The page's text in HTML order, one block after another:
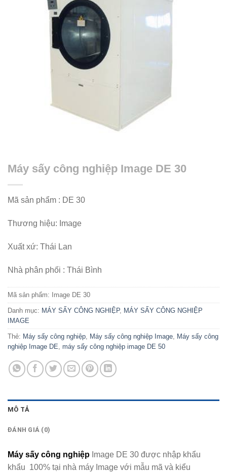
Máy sấy công nghiệp Image DE 30
Mã sản phẩm : DE 30
Thương hiệu: Image
Xuất xứ: Thái Lan
Nhà phân phối : Thái Bình
Mã sản phẩm: Image DE 30
Danh mục: MÁY SẤY CÔNG NGHIỆP, MÁY SẤY CÔNG NGHIỆP
IMAGE
Thẻ: Máy sấy công nghiệp Máy sấy công nghiệp Image Máy sấy công
nghiệp Image DE máy sấy công nghiệp image DE 50
MÔ TẢ
ĐÁNH GIÁ (0)
Máy sấy công nghiệp Image DE 30 được nhập khẩu
khẩu 100% tại nhà máy Image với mẫu mã và kiểu